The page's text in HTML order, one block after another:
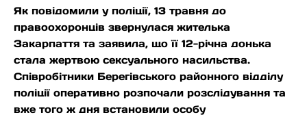
Як повідомили у поліції, 13 травня до
правоохоронців звернулася жителька
Закарпаття та заявила, що її 12-річна донька
стала жертвою сексуального насильства.
Співробітники Берегівського районного відділу
поліції оперативно розпочали розслідування та
вже того ж дня встановили особу